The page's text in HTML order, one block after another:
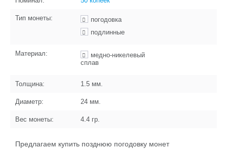
Тип монеты:
погодовка
подлинные
Материал:
медно-никелевый
сплав
Толщина: 1.5 мм.
Диаметр: 24 мм.
Вес монеты: 4.4 гр.
Предлагаем купить позднюю погодовку монет